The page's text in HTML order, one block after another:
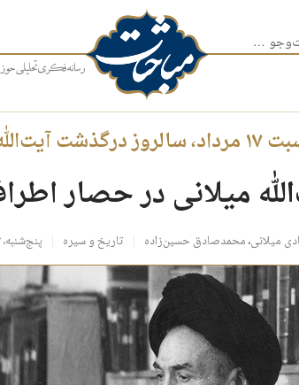
برای:
میلانی:
میلانی در حصار
میلانی،محمدصادق حسین‌زاده تاریخ و سیره پنج‌شنبه، ۱۷ مرداد ۱۳۹۸